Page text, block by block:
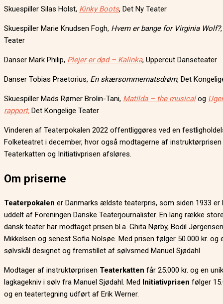
Skuespiller Silas Holst, Kinky Boots, Det Ny Teater
Skuespiller Marie Knudsen Fogh, Hvem er bange for Virginia Wolf?
Teater
Danser Mark Philip, Plejer er død – Kalinka, Uppercut Danseteater
Danser Tobias Praetorius, En skærsommernatsdrøm, Det
Skuespiller Mads Rømer Brolin-Tani, Matilda – the musical og
rapport, Det Kongelige Teater
Vinderen af Teaterpokalen 2022 offentliggøres ved en
Folketeatret i december, hvor også modtagerne af instruktørprisen
Teaterkatten og Initiativprisen afsløres.
Om priserne
Teaterpokalen er Danmarks ældste teaterpris, som siden 1933 er
uddelt af Foreningen Danske Teaterjournalister. En lang række
dansk teater har modtaget prisen bl.a. Ghita Nørby, Bodil
Mikkelsen og senest Sofia Nolsøe. Med prisen følger 50.000 kr. og
sølvskål designet og fremstillet af sølvsmed Manuel Sjødahl
Modtager af instruktørprisen Teaterkatten får 25.000 kr. og en unik
lagkagekniv i sølv fra Manuel Sjødahl. Med Initiativprisen følger
og en teatertegning udført af Erik Werner.